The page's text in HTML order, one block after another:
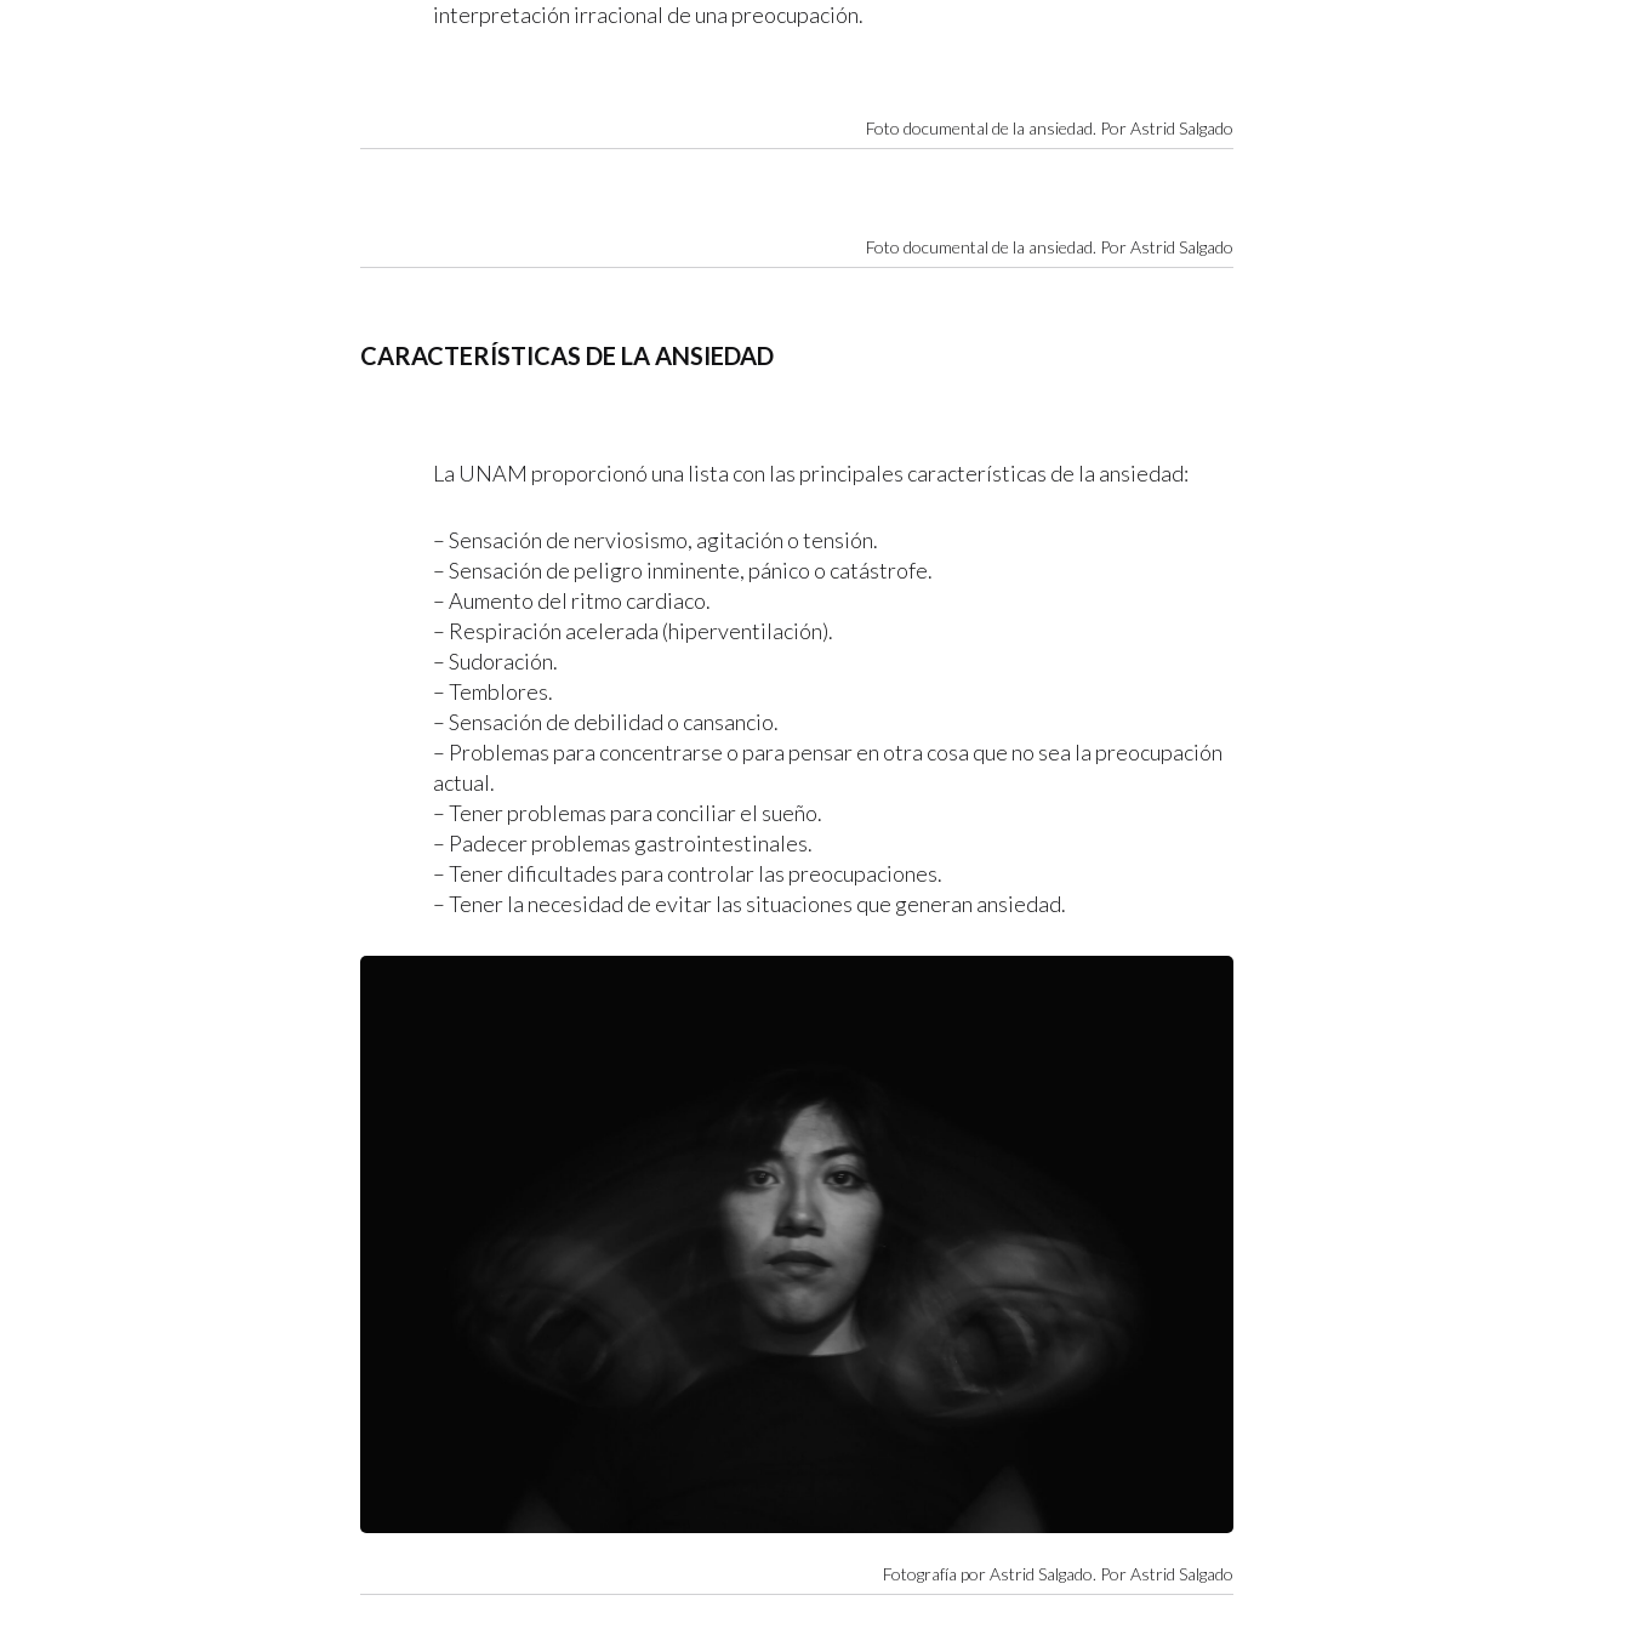
interpretación irracional de una preocupación.
Foto documental de la ansiedad. Por Astrid Salgado
Foto documental de la ansiedad. Por Astrid Salgado
CARACTERÍSTICAS DE LA ANSIEDAD
La UNAM proporcionó una lista con las principales características de la ansiedad:
– Sensación de nerviosismo, agitación o tensión.
– Sensación de peligro inminente, pánico o catástrofe.
– Aumento del ritmo cardiaco.
– Respiración acelerada (hiperventilación).
– Sudoración.
– Temblores.
– Sensación de debilidad o cansancio.
– Problemas para concentrarse o para pensar en otra cosa que no sea la preocupación
actual.
– Tener problemas para conciliar el sueño.
– Padecer problemas gastrointestinales.
– Tener dificultades para controlar las preocupaciones.
– Tener la necesidad de evitar las situaciones que generan ansiedad.
Fotografía por Astrid Salgado. Por Astrid Salgado